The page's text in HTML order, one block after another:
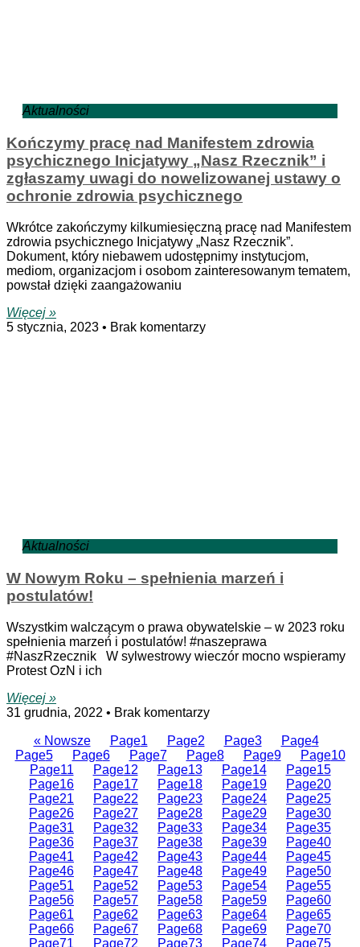
Aktualności
Kończymy pracę nad Manifestem zdrowia
psychicznego Inicjatywy „Nasz Rzecznik” i
zgłaszamy uwagi do nowelizowanej ustawy o
ochronie zdrowia psychicznego
Wkrótce zakończymy kilkumiesięczną pracę nad Manifestem
zdrowia psychicznego Inicjatywy „Nasz Rzecznik”.
Dokument, który niebawem udostępnimy instytucjom,
mediom, organizacjom i osobom zainteresowanym tematem,
powstał dzięki zaangażowaniu
Więcej »
5 stycznia, 2023
Brak komentarzy
Aktualności
W Nowym Roku – spełnienia marzeń i
postulatów!
Wszystkim walczącym o prawa obywatelskie – w 2023 roku
spełnienia marzeń i postulatów! #naszeprawa
#NaszRzecznik W sylwestrowy wieczór mocno wspieramy
Protest OzN i ich
Więcej »
31 grudnia, 2022
Brak komentarzy
« Nowsze Page1 Page2 Page3 Page4
Page5 Page6 Page7 Page8 Page9 Page10
Page11 Page12 Page13 Page14 Page15
Page16 Page17 Page18 Page19 Page20
Page21 Page22 Page23 Page24 Page25
Page26 Page27 Page28 Page29 Page30
Page31 Page32 Page33 Page34 Page35
Page36 Page37 Page38 Page39 Page40
Page41 Page42 Page43 Page44 Page45
Page46 Page47 Page48 Page49 Page50
Page51 Page52 Page53 Page54 Page55
Page56 Page57 Page58 Page59 Page60
Page61 Page62 Page63 Page64 Page65
Page66 Page67 Page68 Page69 Page70
Page71 Page72 Page73 Page74 Page75